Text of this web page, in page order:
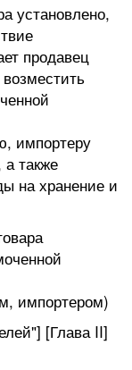
установлено,
продавец
импортеру
также
на хранение и
импортером)
[Глава II]